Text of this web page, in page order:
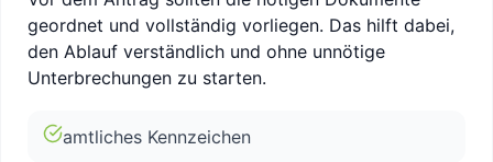
geordnet und vollständig vorliegen. Das hilft dabei,
den Ablauf verständlich und ohne unnötige
Unterbrechungen zu starten.
amtliches Kennzeichen